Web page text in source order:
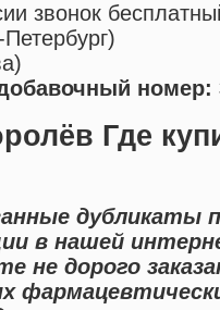
звонок
номер:
Где
дубликаты
в нашей
не дорого